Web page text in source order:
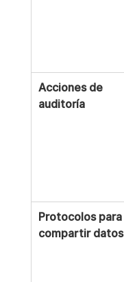
Acciones de
auditoría
Protocolos para
compartir datos